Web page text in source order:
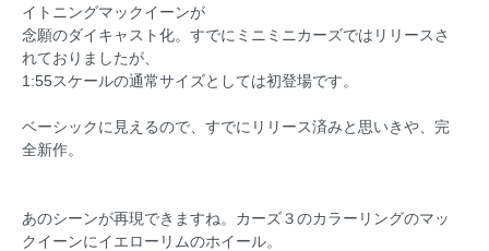
イトニングマックイーンが
念願のダイキャスト化。すでにミニミニカーズではリリースさ
れておりましたが、
1:55スケールの通常サイズとしては初登場です。
ベーシックに見えるので、すでにリリース済みと思いきや、完
全新作。
あのシーンが再現できますね。カーズ３のカラーリングのマッ
クイーンにイエローリムのホイール。